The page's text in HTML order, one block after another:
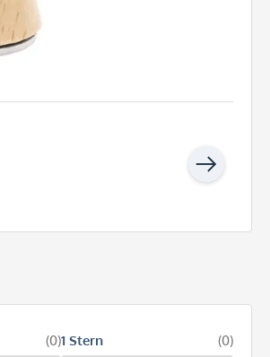
(0)1 Stern (0)